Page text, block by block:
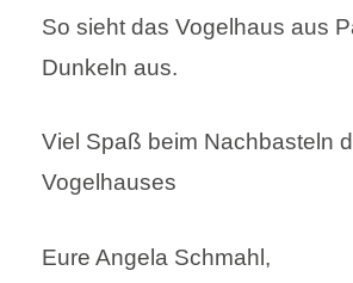
So sieht das Vogelhaus aus
Dunkeln aus.
Viel Spaß beim Nachbasteln
Vogelhauses
Eure Angela Schmahl,